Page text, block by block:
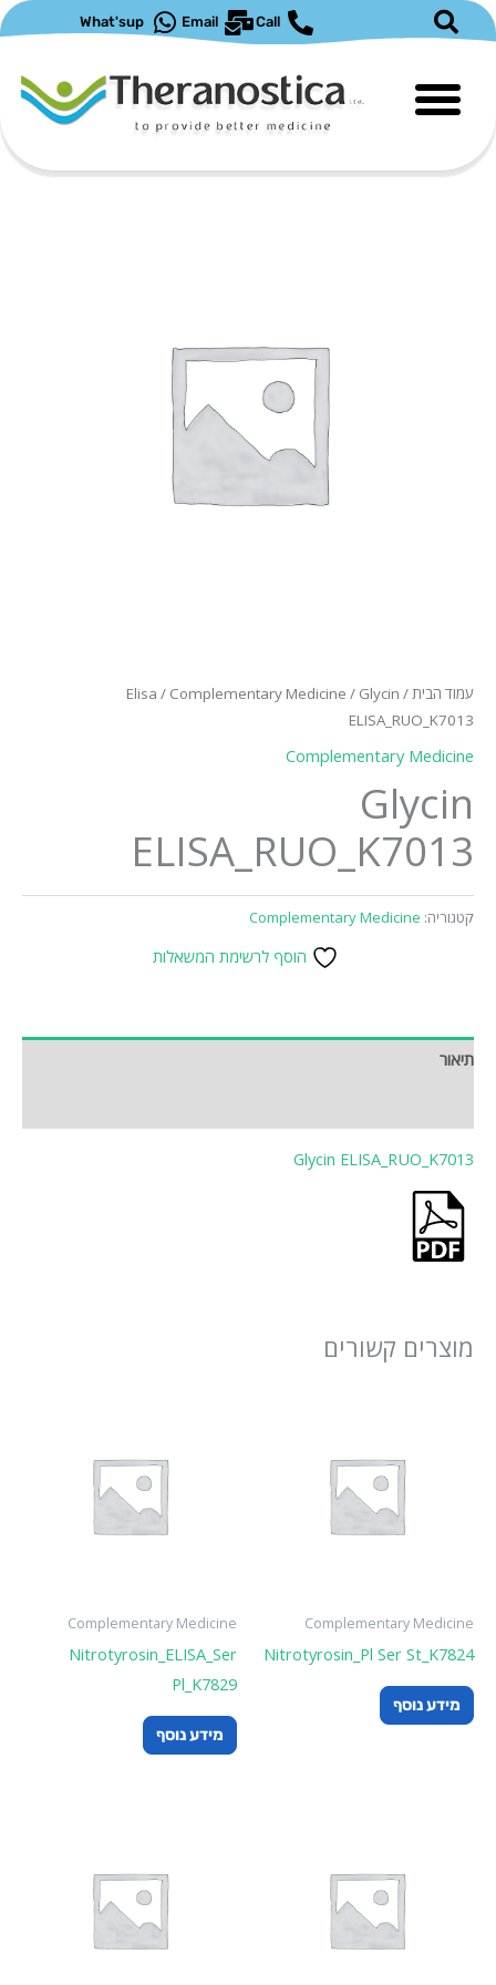
Call
Email
What'sup
עמוד הבית/
Elisa / Complementary Medicine / Glycin
ELISA_RUO_K7013
Complementary Medicine
Glycin
ELISA_RUO_K7013
קטגוריה: Complementary Medicine
הוסף לרשימת המשאלות
תיאור
Glycin ELISA_RUO_K7013
מוצרים קשורים
Complementary Medicine
Nitrotyrosin_Pl Ser St_K7824
מידע נוסף
Complementary Medicine
Nitrotyrosin_ELISA_Ser
Pl_K7829
מידע נוסף